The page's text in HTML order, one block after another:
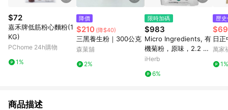
$72
嘉禾牌低筋粉心麵粉(1
KG)
PChome 24h購物
1%
降價
$210 (降$40)
三黑養生粉｜300公克
森菓舖
2%
限時加碼
$983
Micro Ingredients, 有
機菊粉，原味，2.2 磅
（998 克）
iHerb
6%
歷
$69
日
萬家
1%
商品描述